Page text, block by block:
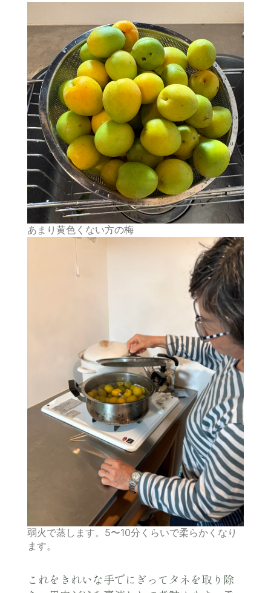
あまり黄色くない方の梅
弱火で蒸します。5〜10分くらいで柔らかくなり
ます。
これをきれいな手でにぎってタネを取り除